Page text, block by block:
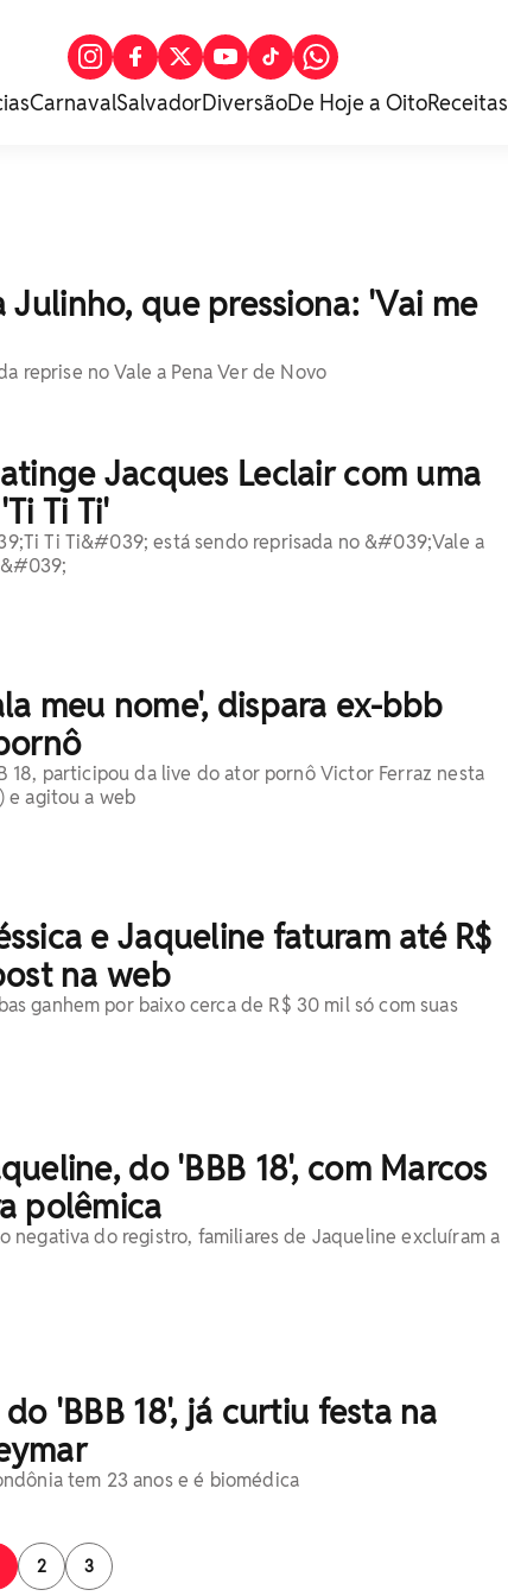
CarnavalSalvadorDiversãoDe Hoje a OitoReceitas
Julinho, que pressiona: 'Vai me
reprise no Vale a Pena Ver de Novo
Jacques Leclair com uma
Ti Ti'
Ti Ti&#039; está sendo reprisada no &#039;Vale a
meu nome', dispara ex-bbb
18, participou da live do ator pornô Victor Ferraz nesta
e agitou a web
e Jaqueline faturam até R$
na web
ganhem por baixo cerca de R$ 30 mil só com suas
do 'BBB 18', com Marcos
polêmica
negativa do registro, familiares de Jaqueline excluíram a
'BBB 18', já curtiu festa na
tem 23 anos e é biomédica
2 3